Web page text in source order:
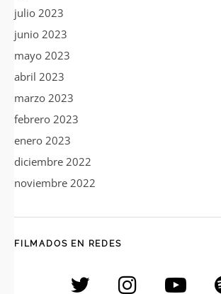
julio 2023
junio 2023
mayo 2023
abril 2023
marzo 2023
febrero 2023
enero 2023
diciembre 2022
noviembre 2022
FILMADOS EN REDES